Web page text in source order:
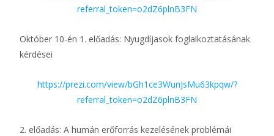
referral_token=o2dZ6plnB3FN
Október 10-én 1. előadás: Nyugdíjasok foglalkoztatásának
kérdései
https://prezi.com/view/bGh1ce3WunJsMu63kpqw/?
referral_token=o2dZ6plnB3FN
2. előadás: A humán erőforrás kezelésének problémái